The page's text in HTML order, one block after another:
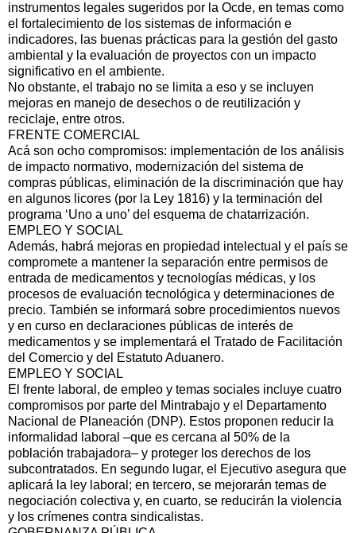
instrumentos legales sugeridos por la Ocde, en temas como
el fortalecimiento de los sistemas de información e
indicadores, las buenas prácticas para la gestión del gasto
ambiental y la evaluación de proyectos con un impacto
significativo en el ambiente.
No obstante, el trabajo no se limita a eso y se incluyen
mejoras en manejo de desechos o de reutilización y
reciclaje, entre otros.
FRENTE COMERCIAL
Acá son ocho compromisos: implementación de los análisis
de impacto normativo, modernización del sistema de
compras públicas, eliminación de la discriminación que hay
en algunos licores (por la Ley 1816) y la terminación del
programa ‘Uno a uno’ del esquema de chatarrización.
EMPLEO Y SOCIAL
Además, habrá mejoras en propiedad intelectual y el país se
compromete a mantener la separación entre permisos de
entrada de medicamentos y tecnologías médicas, y los
procesos de evaluación tecnológica y determinaciones de
precio. También se informará sobre procedimientos nuevos
y en curso en declaraciones públicas de interés de
medicamentos y se implementará el Tratado de Facilitación
del Comercio y del Estatuto Aduanero.
EMPLEO Y SOCIAL
El frente laboral, de empleo y temas sociales incluye cuatro
compromisos por parte del Mintrabajo y el Departamento
Nacional de Planeación (DNP). Estos proponen reducir la
informalidad laboral –que es cercana al 50% de la
población trabajadora– y proteger los derechos de los
subcontratados. En segundo lugar, el Ejecutivo asegura que
aplicará la ley laboral; en tercero, se mejorarán temas de
negociación colectiva y, en cuarto, se reducirán la violencia
y los crímenes contra sindicalistas.